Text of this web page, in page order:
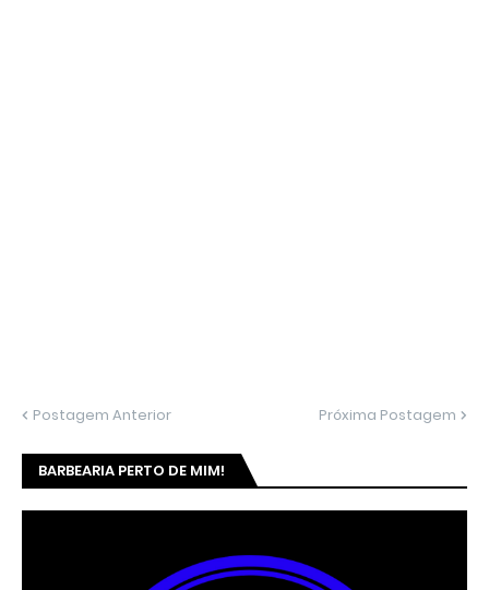
Postagem Anterior Próxima Postagem
BARBEARIA PERTO DE MIM!